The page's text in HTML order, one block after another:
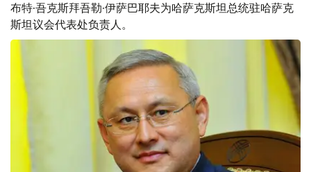
布特·吾克斯拜吾勒·伊萨巴耶夫为哈萨克斯坦总统驻哈萨克
斯坦议会代表处负责人。